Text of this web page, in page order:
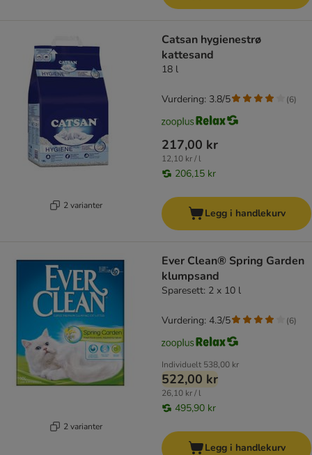
2 varianter
Catsan hygienestrø
kattesand
18 l
217,00 kr
12,10 kr / l
206,15 kr
Vurdering: 3.8/5 (6)
Legg i handlekurv
2 varianter
Ever Clean® Spring Garden
klumpsand
Sparesett: 2 x 10 l
Individuelt 538,00 kr
522,00 kr
26,10 kr / l
495,90 kr
Vurdering: 4.3/5 (6)
Legg i handlekurv